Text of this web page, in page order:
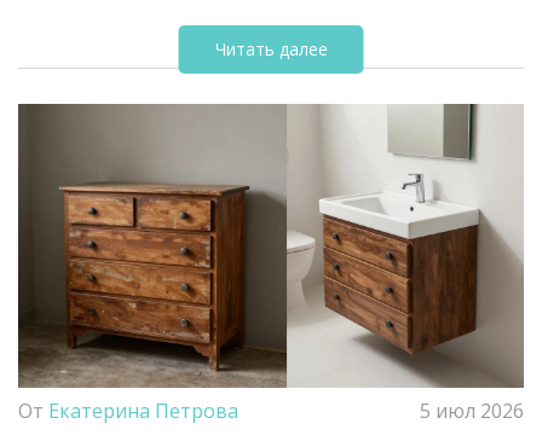
Читать далее
От Екатерина Петрова 5 июл 2026